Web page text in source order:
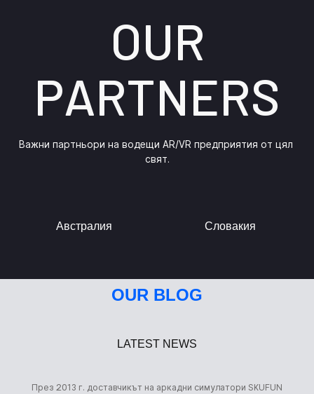
OUR
PARTNERS
Важни партньори на водещи AR/VR предприятия от цял ​​
свят.
Австралия Словакия
OUR BLOG
LATEST NEWS
През 2013 г. доставчикът на аркадни симулатори SKUFUN